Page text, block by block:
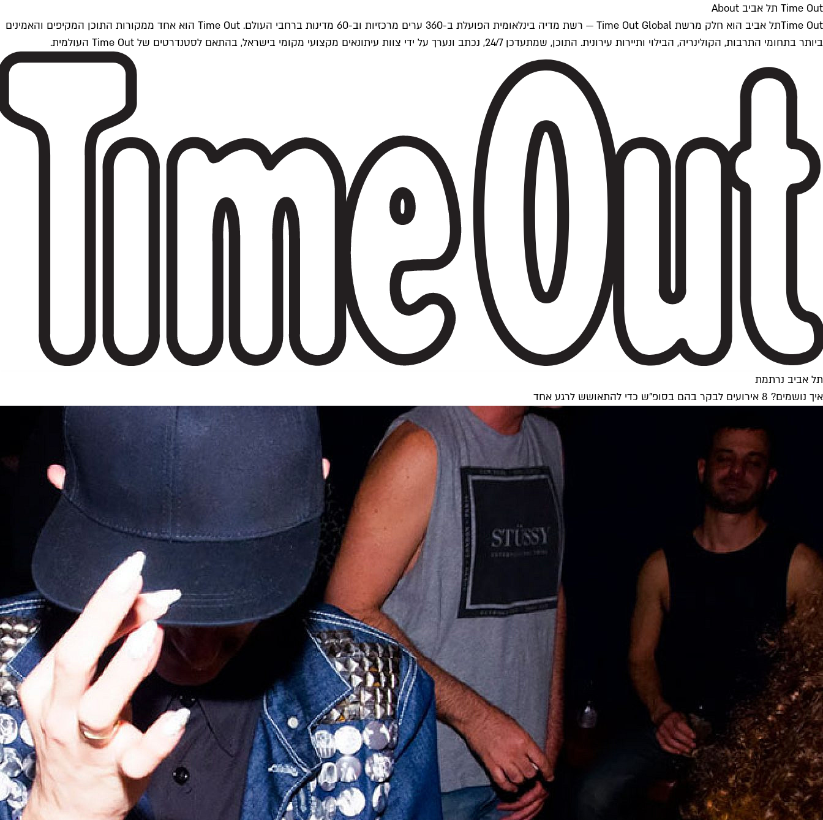
Time Out תל אביב About
Time Outתל אביב הוא חלק מרשת Time Out Global — רשת מדיה בינלאומית הפועלת ב-360 ערים מרכזיות וב-60 מדינות ברחבי העולם. Time Out הוא אחד ממקורות התוכן המקיפים והאמינים
ביותר בתחומי התרבות, הקולינריה, הבילוי ותיירות עירונית. התוכן, שמתעדכן 24/7, נכתב ונערך על ידי צוות עיתונאים מקצועי מקומי בישראל, בהתאם לסטנדרטים של Time Out העולמית.
תל אביב נרתמת
איך נושמים? 8 אירועים לבקר בהם בסופ"ש כדי להתאושש לרגע אחד